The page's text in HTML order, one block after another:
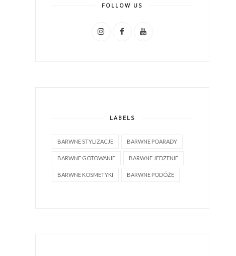
FOLLOW US
LABELS
BARWNE STYLIZACJE BARWNE POARADY
BARWNE GOTOWANIE BARWNE JEDZENIE
BARWNE KOSMETYKI BARWNE PODÓŻE